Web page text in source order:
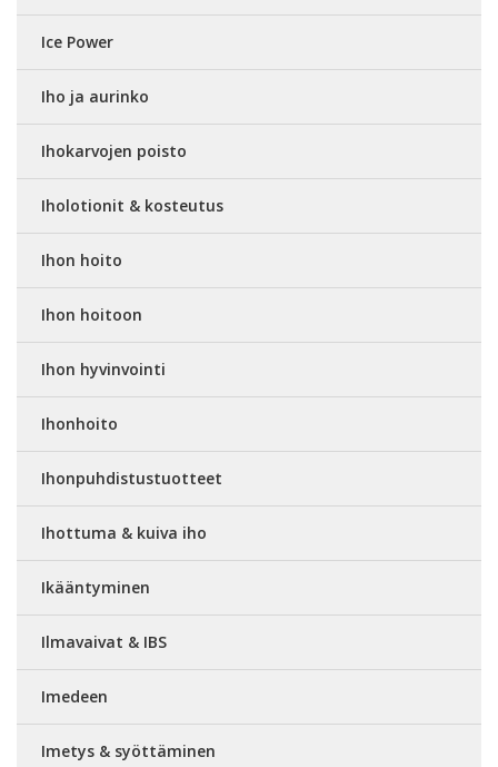
Ice Power
Iho ja aurinko
Ihokarvojen poisto
Iholotionit & kosteutus
Ihon hoito
Ihon hoitoon
Ihon hyvinvointi
Ihonhoito
Ihonpuhdistustuotteet
Ihottuma & kuiva iho
Ikääntyminen
Ilmavaivat & IBS
Imedeen
Imetys & syöttäminen